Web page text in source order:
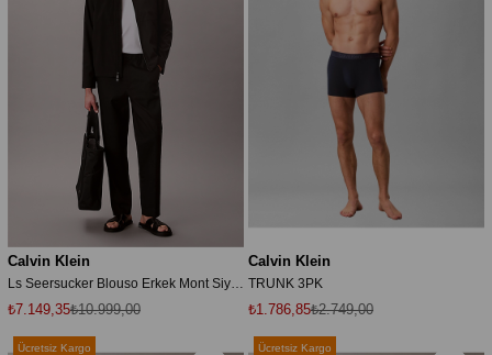
Calvin Klein
₺7.149,35₺10.999,00
Calvin Klein
TRUNK 3PK
₺1.786,85₺2.749,00
Ücretsiz Kargo Ücretsiz Kargo